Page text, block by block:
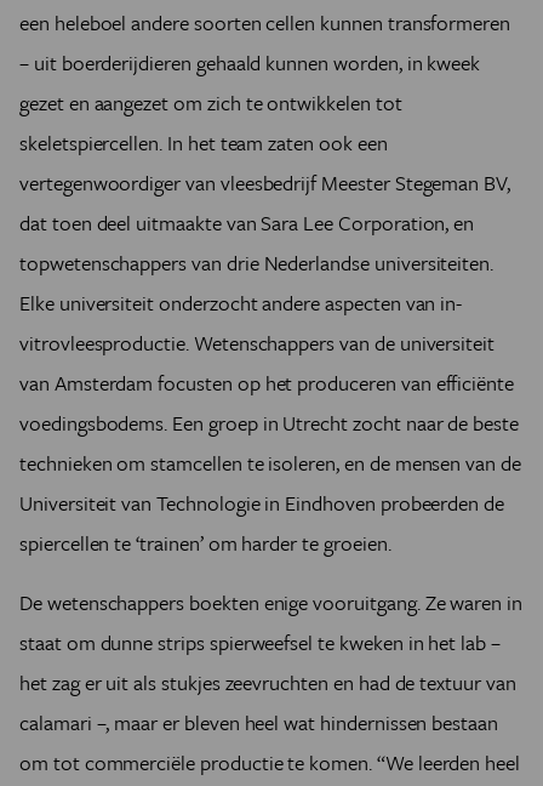
een heleboel andere soorten cellen kunnen transformeren
– uit boerderijdieren gehaald kunnen worden, in kweek
gezet en aangezet om zich te ontwikkelen tot
skeletspiercellen. In het team zaten ook een
vertegenwoordiger van vleesbedrijf Meester Stegeman BV,
dat toen deel uitmaakte van Sara Lee Corporation, en
topwetenschappers van drie Nederlandse universiteiten.
Elke universiteit onderzocht andere aspecten van in-
vitrovleesproductie. Wetenschappers van de universiteit
van Amsterdam focusten op het produceren van efficiënte
voedingsbodems. Een groep in Utrecht zocht naar de beste
technieken om stamcellen te isoleren, en de mensen van de
Universiteit van Technologie in Eindhoven probeerden de
spiercellen te ‘trainen’ om harder te groeien.
De wetenschappers boekten enige vooruitgang. Ze waren in
staat om dunne strips spierweefsel te kweken in het lab –
het zag er uit als stukjes zeevruchten en had de textuur van
calamari –, maar er bleven heel wat hindernissen bestaan
om tot commerciële productie te komen. “We leerden heel